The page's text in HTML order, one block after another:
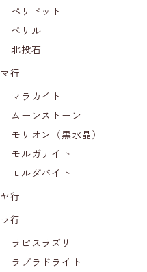
ペリドット
ベリル
北投石
マ行
マラカイト
ムーンストーン
モリオン（黒水晶）
モルガナイト
モルダバイト
ヤ行
ラ行
ラピスラズリ
ラブラドライト